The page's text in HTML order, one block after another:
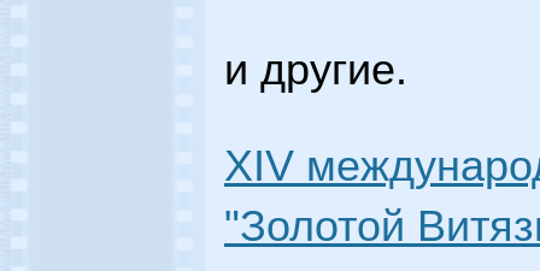
и другие.
XIV
"Золотой